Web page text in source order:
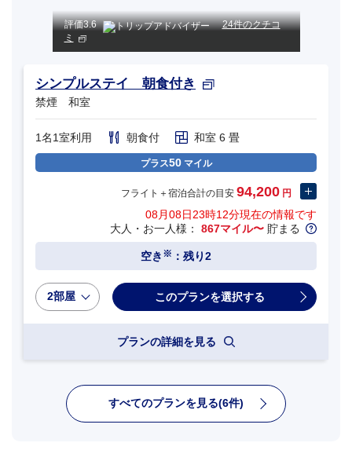
評価3.6
24件のクチコ
ミ
シンプルステイ 朝食付き
禁煙 和室
1名1室利用 朝食付 和室 6 畳
プラス50マイル
フライト＋宿泊合計の目安 94,200 円
08月08日23時12分現在の情報です
大人・お一人様： 867マイル〜 貯まる
空き ※ ：残り2
2部屋
プランの詳細を見る
すべてのプランを見る(6件)